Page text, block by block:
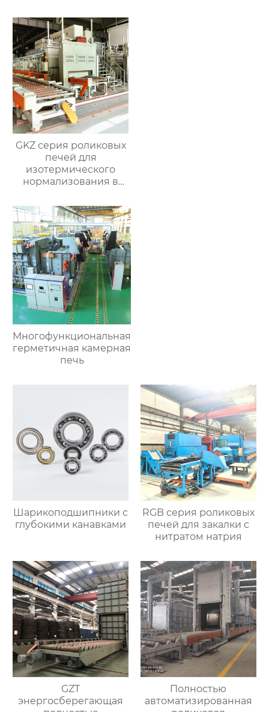
GKZ серия роликовых
печей для
изотермического
нормализования в
процессе
Многофункциональная
герметичная камерная
печь
Шарикоподшипники с
глубокими канавками
RGB серия роликовых
печей для закалки с
нитратом натрия
GZT
энергосберегающая
Полностью
автоматизированная